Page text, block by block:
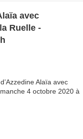
avec
Ruelle -